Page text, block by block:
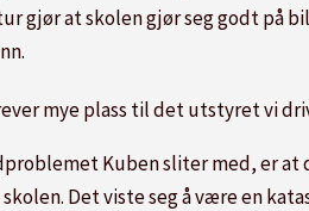
gjør at skolen gjør seg godt på
mye plass til det utstyret vi
Kuben sliter med, er at
Det viste seg å være en